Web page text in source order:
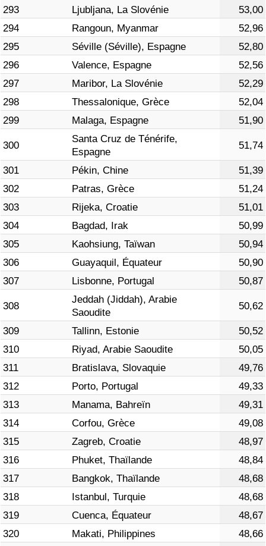
293 Ljubljana, La Slovénie
53,00
294
Rangoun, Myanmar
52,96
295
Séville (Séville), Espagne
52,80
296
Valence, Espagne
52,56
297
Maribor, La Slovénie
52,29
298
Thessalonique, Grèce
52,04
299
Malaga, Espagne 51,90
300
Santa Cruz de Ténérife,
Espagne
51,74
301 Pékin, Chine
51,39
302
Patras, Grèce
51,24
303
Rijeka, Croatie
51,01
304
Bagdad, Irak
50,99
305
Kaohsiung, Taïwan
50,94
306
Guayaquil, Équateur
50,90
307
Lisbonne, Portugal 50,87
308
Jeddah (Jiddah), Arabie
Saoudite
50,62
309 Tallinn, Estonie
50,52
310
Riyad, Arabie Saoudite
50,05
311
Bratislava, Slovaquie
49,76
312
Porto, Portugal
49,33
313
Manama, Bahreïn
49,31
314
Corfou, Grèce
49,08
315
Zagreb, Croatie
48,97
316
Phuket, Thaïlande
48,84
317
Bangkok, Thaïlande
48,68
318
Istanbul, Turquie
48,68
319
Cuenca, Équateur
48,67
320
Makati, Philippines
48,66